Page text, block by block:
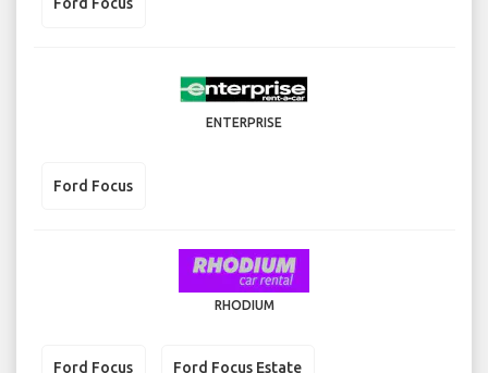
ENTERPRISE
Ford Focus
RHODIUM
Ford Focus Ford Focus Estate